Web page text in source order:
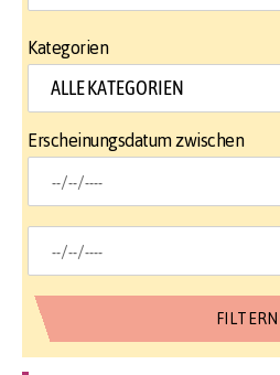
Kategorien
Erscheinungsdatum zwischen